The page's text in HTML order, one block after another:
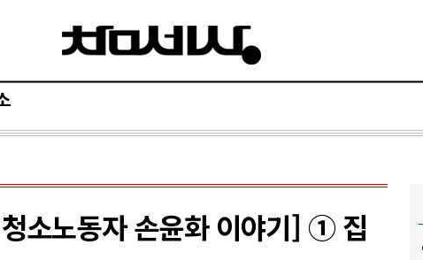
소노동자 손윤화 이야기] ① 집